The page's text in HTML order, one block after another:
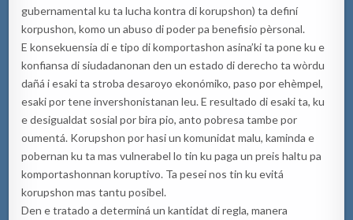
gubernamental ku ta lucha kontra di korupshon) ta definí
korpushon, komo un abuso di poder pa benefisio pèrsonal.
E konsekuensia di e tipo di komportashon asina’ki ta pone ku e
konfiansa di siudadanonan den un estado di derecho ta wòrdu
dañá i esaki ta stroba desaroyo ekonómiko, paso por ehèmpel,
esaki por tene invershonistanan leu. E resultado di esaki ta, ku
e desigualdat sosial por bira pio, anto pobresa tambe por
oumentá. Korupshon por hasi un komunidat malu, kaminda e
pobernan ku ta mas vulnerabel lo tin ku paga un preis haltu pa
komportashonnan koruptivo. Ta pesei nos tin ku evitá
korupshon mas tantu posibel.
Den e tratado a determiná un kantidat di regla, manera